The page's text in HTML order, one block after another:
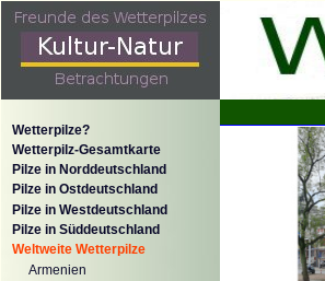
Wetterpilze?
Wetterpilz-Gesamtkarte
Pilze in Norddeutschland
Pilze in Ostdeutschland
Pilze in Westdeutschland
Pilze in Süddeutschland
Weltweite Wetterpilze
Armenien